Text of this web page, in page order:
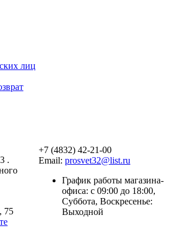
лиц
.
75
+7 (4832) 42-21-00
Email: prosvet32@list.ru
График работы магазина-
офиса: c 09:00 до 18:00,
Суббота, Воскресенье:
Выходной